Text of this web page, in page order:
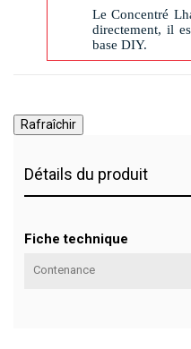
Le Concentré
directement, il
base DIY.
Détails du produit
Fiche technique
Contenance